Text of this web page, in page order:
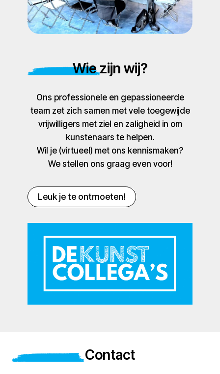
Wie zijn wij?
Ons professionele en gepassioneerde
team zet zich samen met vele toegewijde
vrijwilligers met ziel en zaligheid in om
kunstenaars te helpen.
Wil je (virtueel) met ons kennismaken?
We stellen ons graag even voor!
Leuk je te ontmoeten!
Contact